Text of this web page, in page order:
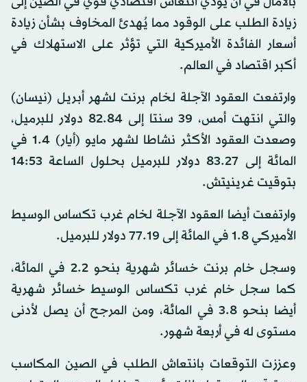
زيادة الطلب على الوقود مما يُهدئ المخاوف بشأن زيادة
أسعار الفائدة الأميركية التي تؤثر على الاستهلاك في
أكبر اقتصاد في العالم.
وارتفعت العقود الآجلة لخام برنت لشهر أبريل (نيسان)
والتي انتهت أمس، 39 سنتا إلى 82.84 دولار للبرميل،
وصعدت العقود الأكثر نشاطا لشهر مايو (أيار) 1.4 في
المائة إلى 83.27 دولار للبرميل بحلول الساعة 14:53
بتوقيت غرينيتش.
وارتفعت أيضا العقود الآجلة لخام غرب تكساس الوسيط
الأميركي 1.8 في المائة إلى 77.19 دولار للبرميل.
وسجل خام برنت خسائر شهرية بنحو 2.2 في المائة،
كما سجل خام غرب تكساس الوسيط خسائر شهرية
أيضا بنحو 3.8 في المائة، ومن المرجح أن يصل لأدنى
مستوى له في أربعة شهور.
وعززت التوقعات بانتعاش الطلب في الصين المكاسب